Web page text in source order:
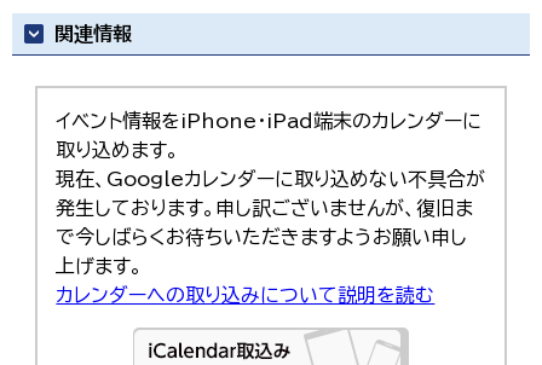
関連情報
イベント情報をiPhone・iPad端末のカレンダーに
取り込めます。
現在、Googleカレンダーに取り込めない不具合が
発生しております。申し訳ございませんが、復旧ま
で今しばらくお待ちいただきますようお願い申し
上げます。
カレンダーへの取り込みについて説明を読む